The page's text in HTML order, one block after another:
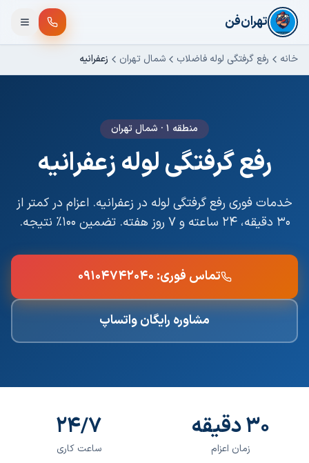
رفتن به محتوای اصلی
تهران‌فن
خانه رفع گرفتگی لوله فاضلاب شمال تهران زعفرانیه
منطقه ۱ · شمال تهران
رفع گرفتگی لولهزعفرانیه
خدمات فوری رفع گرفتگی لوله در زعفرانیه. اعزام در کمتر از
۳۰ دقیقه، ۲۴ ساعته و ۷ روز هفته. تضمین ۱۰۰٪ نتیجه.
تماس فوری: ۰۹۱۰۴۷۴۲۰۴۰
مشاوره رایگان واتساپ
۳۰ دقیقه
زمان اعزام
۲۴/۷
ساعت کاری